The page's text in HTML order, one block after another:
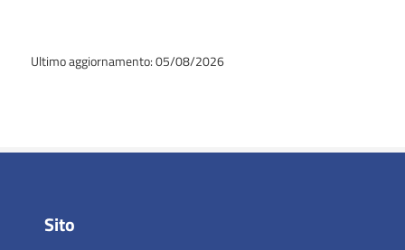
Ultimo aggiornamento: 05/08/2026
Sito